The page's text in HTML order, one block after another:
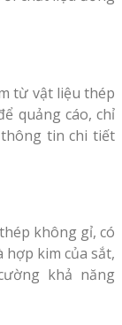
từ vật liệu thép
quảng cáo, chỉ
tin chi tiết
không gỉ, có
hợp kim của sắt,
khả năng